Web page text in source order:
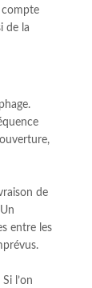
compte
de la
de
entre les
l’on